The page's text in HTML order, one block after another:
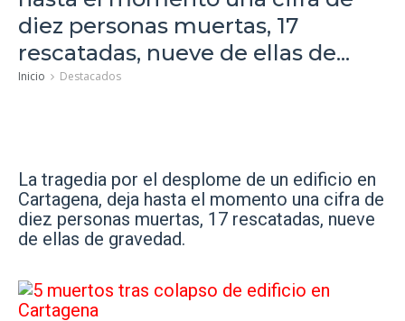
diez personas muertas, 17
rescatadas, nueve de ellas de...
Inicio Destacados
La tragedia por el desplome de un edificio en
Cartagena, deja hasta el momento una cifra de
diez personas muertas, 17 rescatadas, nueve
de ellas de gravedad.